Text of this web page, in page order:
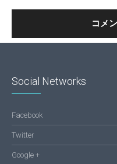
Social Networks
Facebook
Twitter
Google +